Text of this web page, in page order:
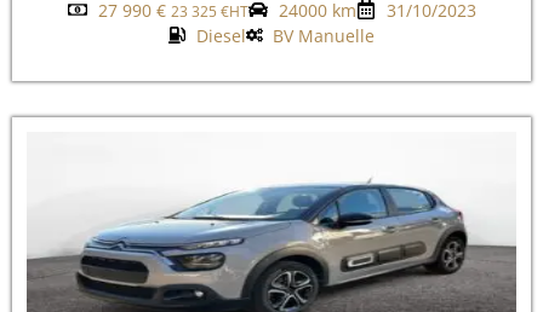
27 990 € 23 325 €HT 24000 km
31/10/2023
Diesel
BV Manuelle